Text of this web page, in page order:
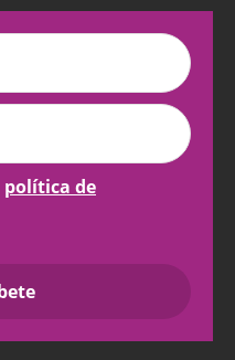
política de